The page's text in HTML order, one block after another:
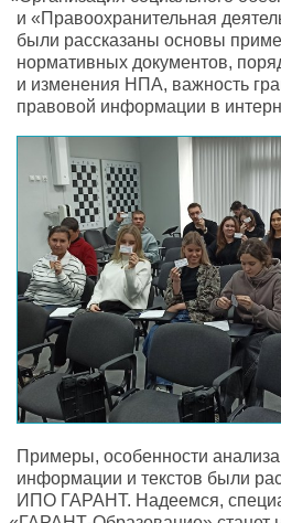
и «Правоохранительная
были рассказаны основы
нормативных документов,
и изменения НПА, важность
правовой информации в
Примеры, особенности
информации и текстов были
ИПО ГАРАНТ. Надеемся,